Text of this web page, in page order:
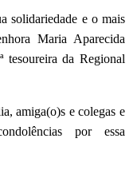
solidariedade e o mais
Maria Aparecida
tesoureira da Regional
amiga(o)s e colegas e
por essa